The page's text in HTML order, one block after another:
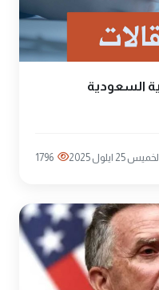
السعودية
25 ايلول 2025 1796